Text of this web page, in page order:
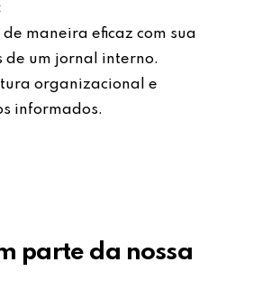
maneira eficaz com sua
de um jornal interno.
organizacional e
informados.
parte da nossa